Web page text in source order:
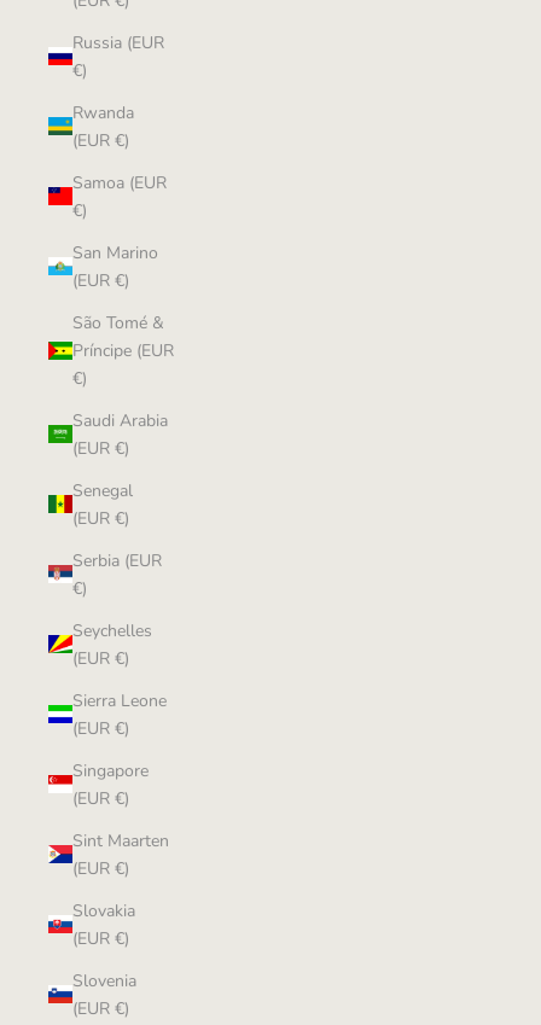
Russia (EUR
€)
Rwanda
(EUR €)
Samoa (EUR
€)
San Marino
(EUR €)
São Tomé &
Príncipe (EUR
€)
Saudi Arabia
(EUR €)
Senegal
(EUR €)
Serbia (EUR
€)
Seychelles
(EUR €)
Sierra Leone
(EUR €)
Singapore
(EUR €)
Sint Maarten
(EUR €)
Slovakia
(EUR €)
Slovenia
(EUR €)